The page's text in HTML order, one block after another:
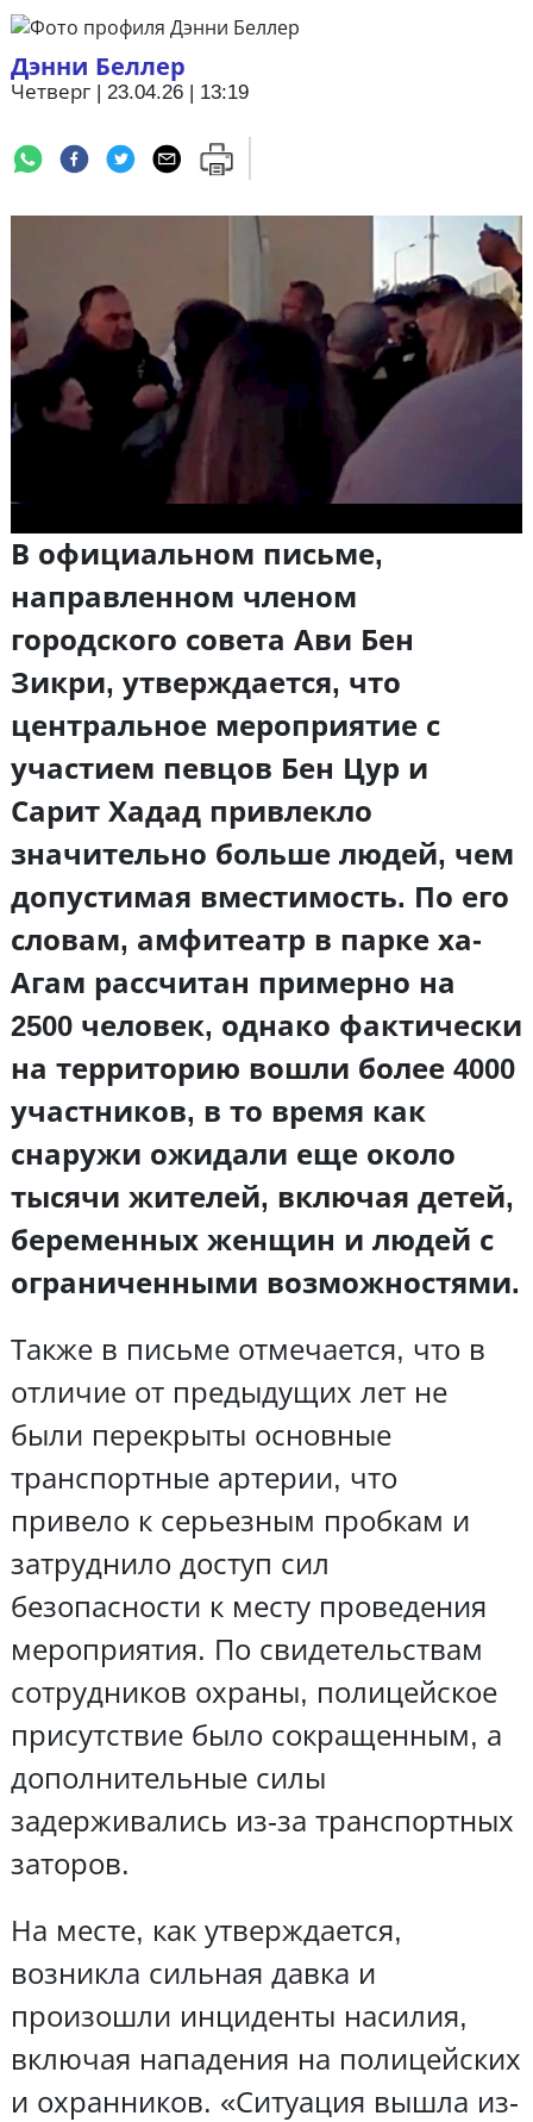
Дэнни Беллер
Четверг | 23.04.26 | 13:19
В официальном письме,
направленном членом
городского совета Ави Бен
Зикри, утверждается, что
центральное мероприятие с
участием певцов Бен Цур и
Сарит Хадад привлекло
значительно больше людей, чем
допустимая вместимость. По его
словам, амфитеатр в парке ха-
Агам рассчитан примерно на
2500 человек, однако фактически
на территорию вошли более 4000
участников, в то время как
снаружи ожидали еще около
тысячи жителей, включая детей,
беременных женщин и людей с
ограниченными возможностями.
Также в письме отмечается, что в
отличие от предыдущих лет не
были перекрыты основные
транспортные артерии, что
привело к серьезным пробкам и
затруднило доступ сил
безопасности к месту проведения
мероприятия. По свидетельствам
сотрудников охраны, полицейское
присутствие было сокращенным, а
дополнительные силы
задерживались из-за транспортных
заторов.
На месте, как утверждается,
возникла сильная давка и
произошли инциденты насилия,
включая нападения на полицейских
и охранников. «Ситуация вышла из-